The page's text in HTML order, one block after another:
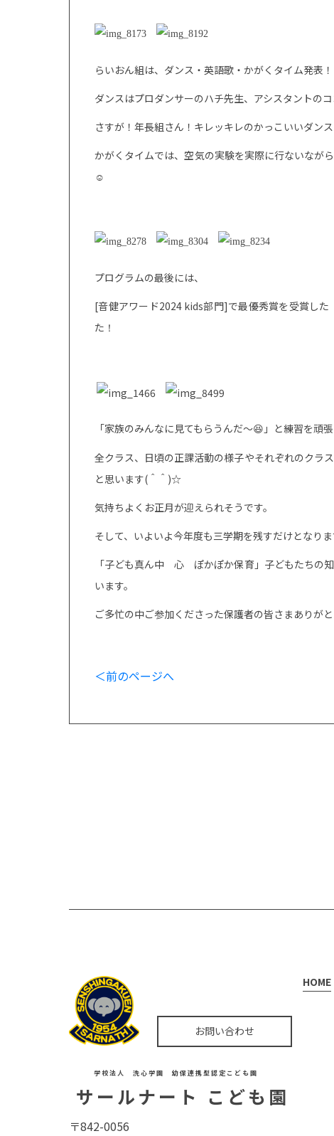
らいおん組は、ダンス・英語歌・かがくタイム発表！
ダンスはプロダンサーのハチ先生、アシスタントのコ
さすが！年長組さん！キレッキレのかっこいいダンス
かがくタイムでは、空気の実験を実際に行ないなが
☺️
プログラムの最後には、
[音健アワード2024 kids部門]で最優秀賞を受賞し
た ！
「家族のみんなに見てもらうんだ〜😆 」と練習を頑
全クラス、日頃の正課活動の様子やそれぞれのクラ
と思います( ＾＾ )☆
気持ちよくお正月が迎えられそうです。
そして、いよいよ今年度も三学期を残すだけとなりま
「子ども真ん中 心 ぽかぽか保育」子どもたちの
います。
ご多忙の中ご参加くださった保護者の皆さまありがと
＜前のページへ
お問い合わせ
学校法人 洗心学園 幼保連携型認定こども園
サールナート こども園
〒842-0056
HOME